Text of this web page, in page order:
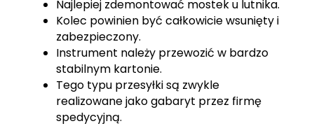
Najlepiej zdemontować mostek u lutnika.
Kolec powinien być całkowicie wsunięty i
zabezpieczony.
Instrument należy przewozić w bardzo
stabilnym kartonie.
Tego typu przesyłki są zwykle
realizowane jako gabaryt przez firmę
spedycyjną.